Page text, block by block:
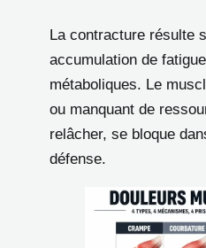
La contracture résulte
accumulation de
métaboliques. Le
ou manquant de
relâcher, se bloque
défense.